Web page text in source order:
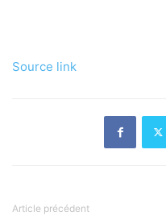
Source link
Article précédent